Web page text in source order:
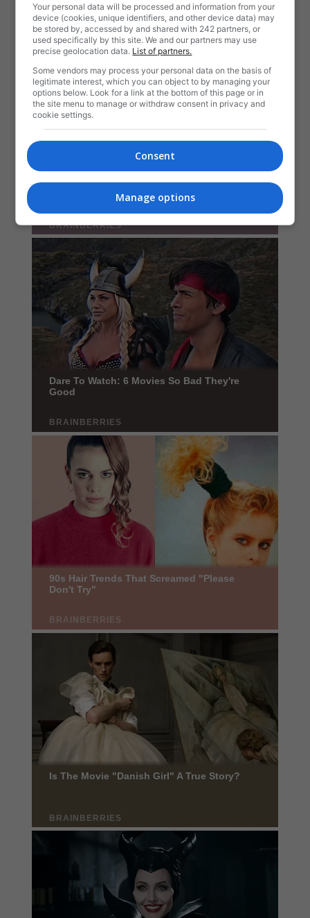
Your personal data will be processed and information from your
device (cookies, unique identifiers, and other device data) may
be stored by, accessed by and shared with 242 partners, or
used specifically by this site. We and our partners may use
precise geolocation data. List of partners.
Some vendors may process your personal data on the basis of
legitimate interest, which you can object to by managing your
options below. Look for a link at the bottom of this page or in
the site menu to manage or withdraw consent in privacy and
cookie settings.
Consent
Manage options